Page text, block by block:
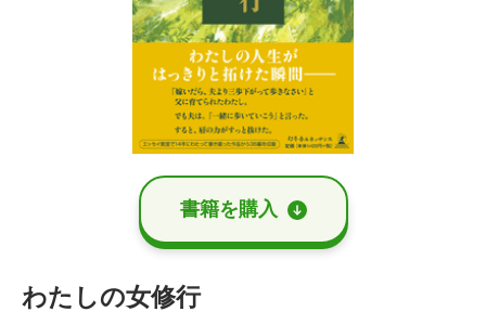
書籍を購⼊
わたしの女修行